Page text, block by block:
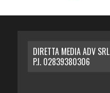
DIRETTA MEDIA ADV SRL
P.I. 02839380306